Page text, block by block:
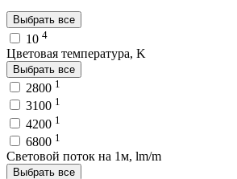
Выбрать все
10 4
Цветовая температура, K
Выбрать все
2800 1
3100 1
4200 1
6800 1
Световой поток на 1м, lm/m
Выбрать все